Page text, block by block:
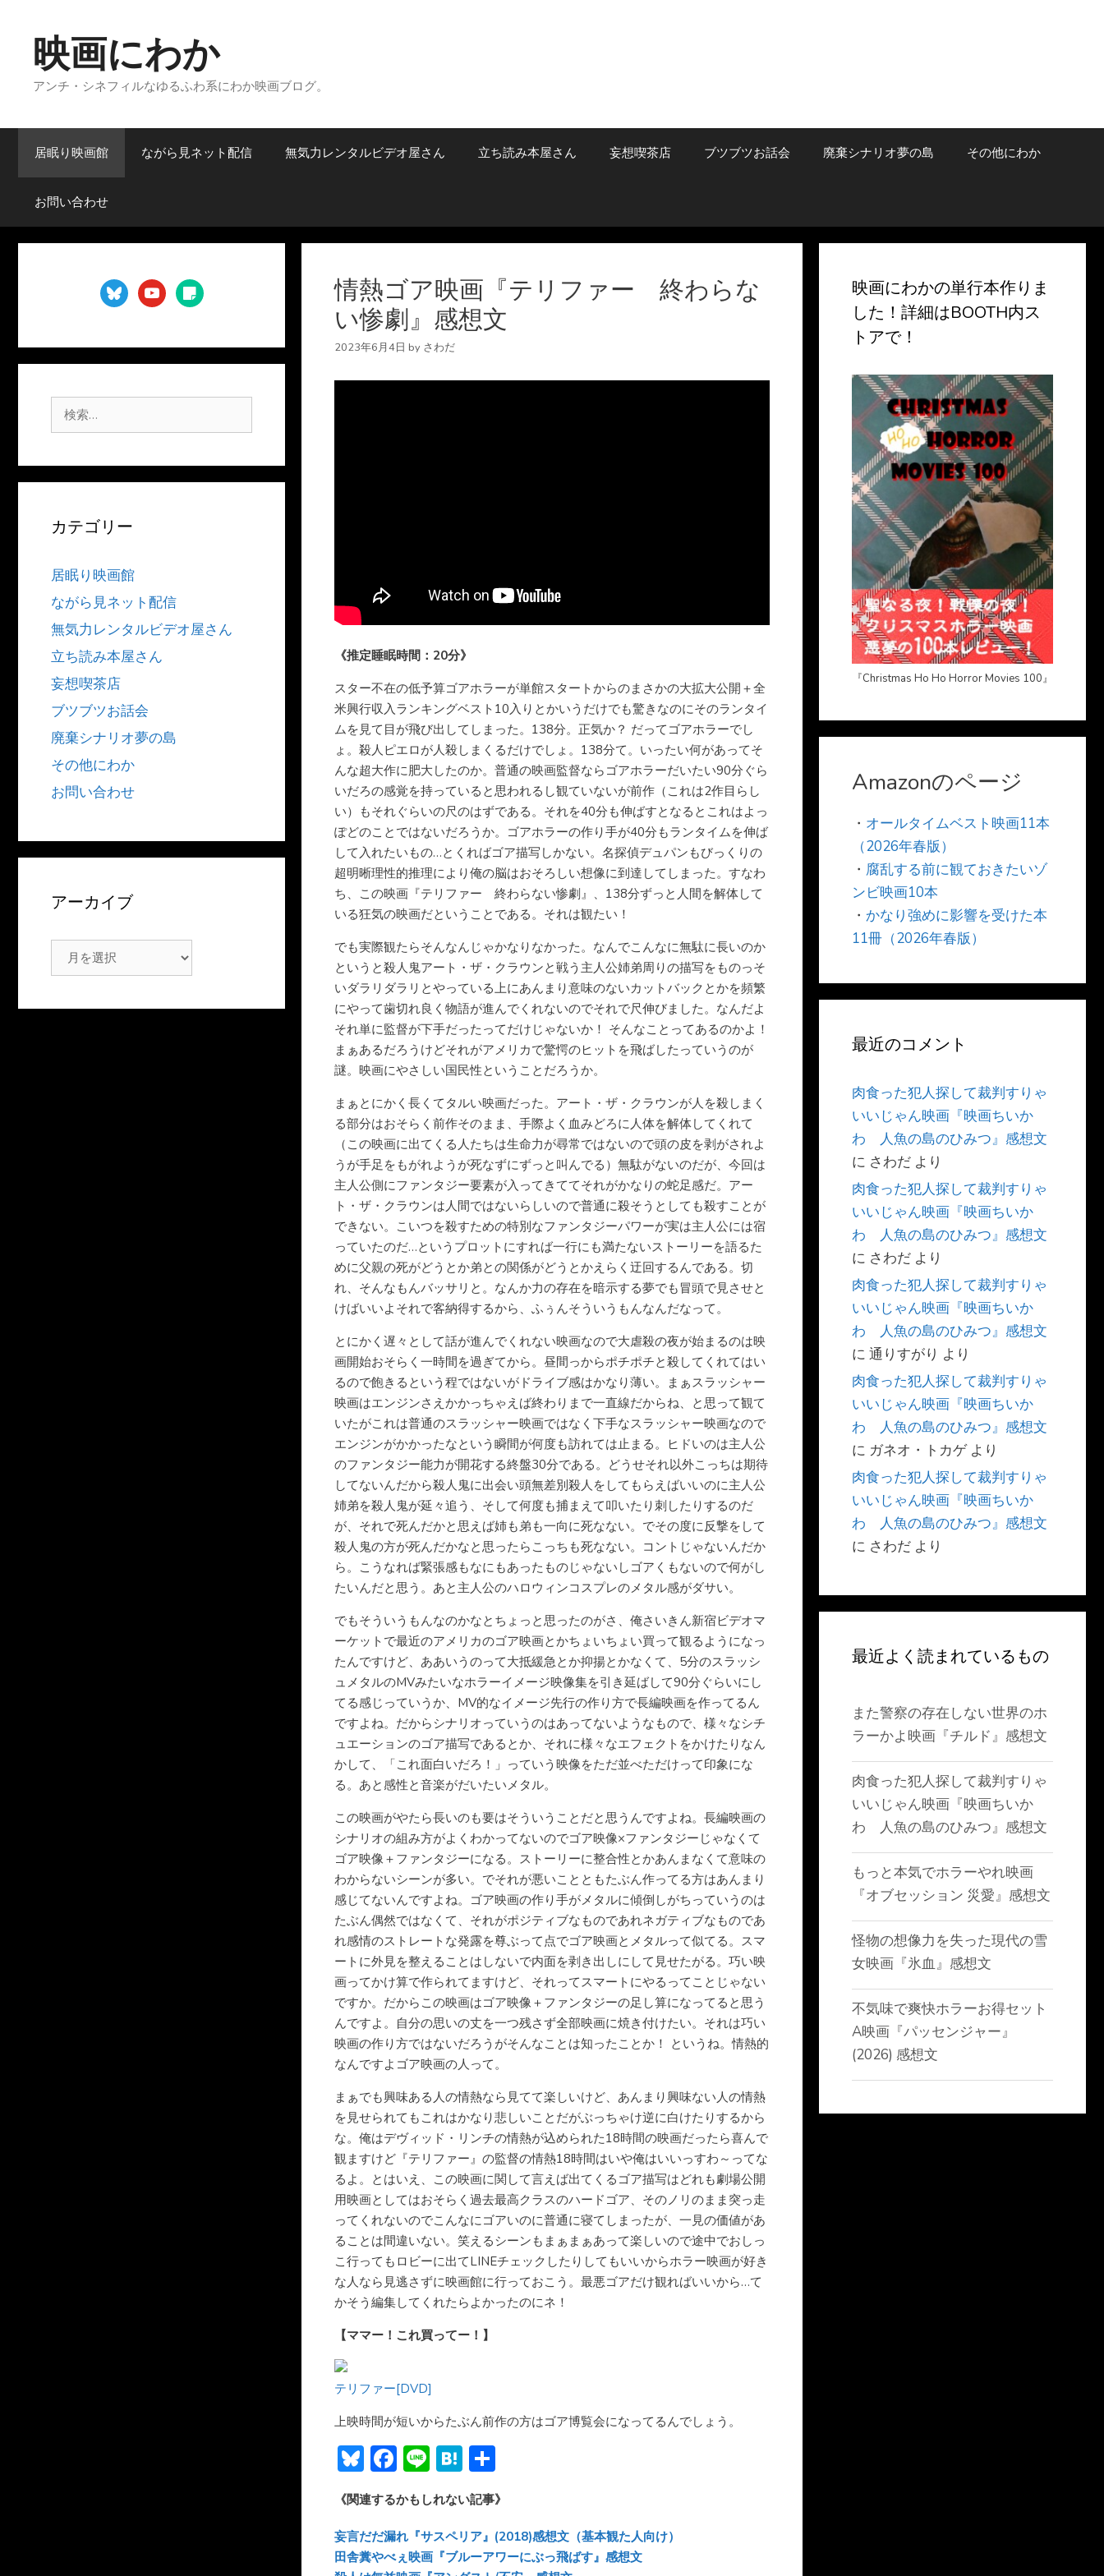
ス
映画にわか
アンチ・シネフィルなゆるふわ系にわか映画ブログ。
居眠り映画館 ながら見ネット配信 無気力レンタルビデオ屋さん 立ち読み本屋さん 妄想喫茶店 ブツブツお話会 廃棄シナリオ夢の島 その他にわか
お問い合わせ
情熱ゴア映画『テリファー 終わらな
い惨劇』感想文
2023年6月4日 by さわだ
《推定睡眠時間：20分》
スター不在の低予算ゴアホラーが単館スタートからのまさかの大拡大公開＋全
米興行収入ランキングベスト10入りとかいうだけでも驚きなのにそのランタイ
ムを見て目が飛び出してしまった。138分。正気か？ だってゴアホラーでし
ょ。殺人ピエロが人殺しまくるだけでしょ。138分て。いったい何があってそ
んな超大作に肥大したのか。普通の映画監督ならゴアホラーだいたい90分ぐら
いだろの感覚を持っていると思われるし観ていないが前作（これは2作目らし
い）もそれぐらいの尺のはずである。それを40分も伸ばすとなるとこれはよっ
ぽどのことではないだろうか。ゴアホラーの作り手が40分もランタイムを伸ば
して入れたいもの…とくればゴア描写しかない。名探偵デュパンもびっくりの
超明晰理性的推理により俺の脳はおそろしい想像に到達してしまった。すなわ
ち、この映画『テリファー 終わらない惨劇』、138分ずっと人間を解体して
いる狂気の映画だということである。それは観たい！
でも実際観たらそんなんじゃかなりなかった。なんでこんなに無駄に長いのか
というと殺人鬼アート・ザ・クラウンと戦う主人公姉弟周りの描写をものっそ
いダラリダラリとやっている上にあんまり意味のないカットバックとかを頻繁
にやって歯切れ良く物語が進んでくれないのでそれで尺伸びました。なんだよ
それ単に監督が下手だったってだけじゃないか！ そんなことってあるのかよ！
まぁあるだろうけどそれがアメリカで驚愕のヒットを飛ばしたっていうのが
謎。映画にやさしい国民性ということだろうか。
まぁとにかく長くてタルい映画だった。アート・ザ・クラウンが人を殺しまく
る部分はおそらく前作そのまま、手際よく血みどろに人体を解体してくれて
（この映画に出てくる人たちは生命力が尋常ではないので頭の皮を剥がされよ
うが手足をもがれようが死なずにずっと叫んでる）無駄がないのだが、今回は
主人公側にファンタジー要素が入ってきててそれがかなりの蛇足感だ。アー
ト・ザ・クラウンは人間ではないらしいので普通に殺そうとしても殺すことが
できない。こいつを殺すための特別なファンタジーパワーが実は主人公には宿
っていたのだ…というプロットにすれば一行にも満たないストーリーを語るた
めに父親の死がどうとか弟との関係がどうとかえらく迂回するんである。切
れ、そんなもんバッサリと。なんか力の存在を暗示する夢でも冒頭で見させと
けばいいよそれで客納得するから、ふぅんそういうもんなんだなって。
とにかく遅々として話が進んでくれない映画なので大虐殺の夜が始まるのは映
画開始おそらく一時間を過ぎてから。昼間っからポチポチと殺してくれてはい
るので飽きるという程ではないがドライブ感はかなり薄い。まぁスラッシャー
映画はエンジンさえかかっちゃえば終わりまで一直線だからね、と思って観て
いたがこれは普通のスラッシャー映画ではなく下手なスラッシャー映画なので
エンジンがかかったなという瞬間が何度も訪れては止まる。ヒドいのは主人公
のファンタジー能力が開花する終盤30分である。どうせそれ以外こっちは期待
してないんだから殺人鬼に出会い頭無差別殺人をしてもらえばいいのに主人公
姉弟を殺人鬼が延々追う、そして何度も捕まえて叩いたり刺したりするのだ
が、それで死んだかと思えば姉も弟も一向に死なない。でその度に反撃をして
殺人鬼の方が死んだかなと思ったらこっちも死なない。コントじゃないんだか
ら。こうなれば緊張感もなにもあったものじゃないしゴアくもないので何がし
たいんだと思う。あと主人公のハロウィンコスプレのメタル感がダサい。
でもそういうもんなのかなとちょっと思ったのがさ、俺さいきん新宿ビデオマ
ーケットで最近のアメリカのゴア映画とかちょいちょい買って観るようになっ
たんですけど、ああいうのって大抵緩急とか抑揚とかなくて、5分のスラッシ
ュメタルのMVみたいなホラーイメージ映像集を引き延ばして90分ぐらいにし
てる感じっていうか、MV的なイメージ先行の作り方で長編映画を作ってるん
ですよね。だからシナリオっていうのはあってないようなもので、様々なシチ
ュエーションのゴア描写であるとか、それに様々なエフェクトをかけたりなん
かして、「これ面白いだろ！」っていう映像をただ並べただけって印象にな
る。あと感性と音楽がだいたいメタル。
この映画がやたら長いのも要はそういうことだと思うんですよね。長編映画の
シナリオの組み方がよくわかってないのでゴア映像×ファンタジーじゃなくて
ゴア映像＋ファンタジーになる。ストーリーに整合性とかあんまなくて意味の
わからないシーンが多い。でそれが悪いことともたぶん作ってる方はあんまり
感じてないんですよね。ゴア映画の作り手がメタルに傾倒しがちっていうのは
たぶん偶然ではなくて、それがポジティブなものであれネガティブなものであ
れ感情のストレートな発露を尊ぶって点でゴア映画とメタルって似てる。スマ
ートに外見を整えることはしないで内面を剥き出しにして見せたがる。巧い映
画ってかけ算で作られてますけど、それってスマートにやるってことじゃない
ですか。だからこの映画はゴア映像＋ファンタジーの足し算になってると思う
んですよ。自分の思いの丈を一つ残さず全部映画に焼き付けたい。それは巧い
映画の作り方ではないだろうがそんなことは知ったことか！ というね。情熱的
なんですよゴア映画の人って。
まぁでも興味ある人の情熱なら見てて楽しいけど、あんまり興味ない人の情熱
を見せられてもこれはかなり悲しいことだがぶっちゃけ逆に白けたりするから
な。俺はデヴィッド・リンチの情熱が込められた18時間の映画だったら喜んで
観ますけど『テリファー』の監督の情熱18時間はいや俺はいいっすわ～ってな
るよ。とはいえ、この映画に関して言えば出てくるゴア描写はどれも劇場公開
用映画としてはおそらく過去最高クラスのハードゴア、そのノリのまま突っ走
ってくれないのでこんなにゴアいのに普通に寝てしまったが、一見の価値があ
ることは間違いない。笑えるシーンもまぁまぁあって楽しいので途中でおしっ
こ行ってもロビーに出てLINEチェックしたりしてもいいからホラー映画が好き
な人なら見逃さずに映画館に行っておこう。最悪ゴアだけ観ればいいから…て
かそう編集してくれたらよかったのにネ！
【ママー！これ買ってー！】
テリファー[DVD]
上映時間が短いからたぶん前作の方はゴア博覧会になってるんでしょう。
Bl
u
e
sk
y
F
ac
e
b
o
Li
n
e
H
at
e
n
a
有
《関連するかもしれない記事》
妄言だだ漏れ『サスペリア』(2018)感想文（基本観た人向け）
田舎糞やべぇ映画『ブルーアワーにぶっ飛ばす』感想文
blueskyyoutubesticky-
note
索:
カテゴリー
居眠り映画館
ながら見ネット配信
無気力レンタルビデオ屋さん
立ち読み本屋さん
妄想喫茶店
ブツブツお話会
廃棄シナリオ夢の島
その他にわか
お問い合わせ
アーカイブ
ー
映画にわかの単行本作りま
した！詳細はBOOTH内ス
トアで！
『Christmas Ho Ho Horror Movies 100』
Amazonのページ
・ オールタイムベスト映画11本
（2026年春版）
・ 腐乱する前に観ておきたいゾ
ンビ映画10本
・ かなり強めに影響を受けた本
11冊（2026年春版）
最近のコメント
肉食った犯人探して裁判すりゃ
いいじゃん映画『映画ちいか
わ 人魚の島のひみつ』感想文
に さわだ より
肉食った犯人探して裁判すりゃ
いいじゃん映画『映画ちいか
わ 人魚の島のひみつ』感想文
に さわだ より
肉食った犯人探して裁判すりゃ
いいじゃん映画『映画ちいか
わ 人魚の島のひみつ』感想文
に 通りすがり より
肉食った犯人探して裁判すりゃ
いいじゃん映画『映画ちいか
わ 人魚の島のひみつ』感想文
に ガネオ・トカゲより
肉食った犯人探して裁判すりゃ
いいじゃん映画『映画ちいか
わ 人魚の島のひみつ』感想文
に さわだ より
最近よく読まれているもの
また警察の存在しない世界のホ
ラーかよ映画『チルド』感想文
肉食った犯人探して裁判すりゃ
いいじゃん映画『映画ちいか
わ 人魚の島のひみつ』感想文
もっと本気でホラーやれ映画
『オブセッション 災愛』感想文
怪物の想像力を失った現代の雪
女映画『氷血』感想文
不気味で爽快ホラーお得セット
A映画『パッセンジャー』
(2026) 感想文